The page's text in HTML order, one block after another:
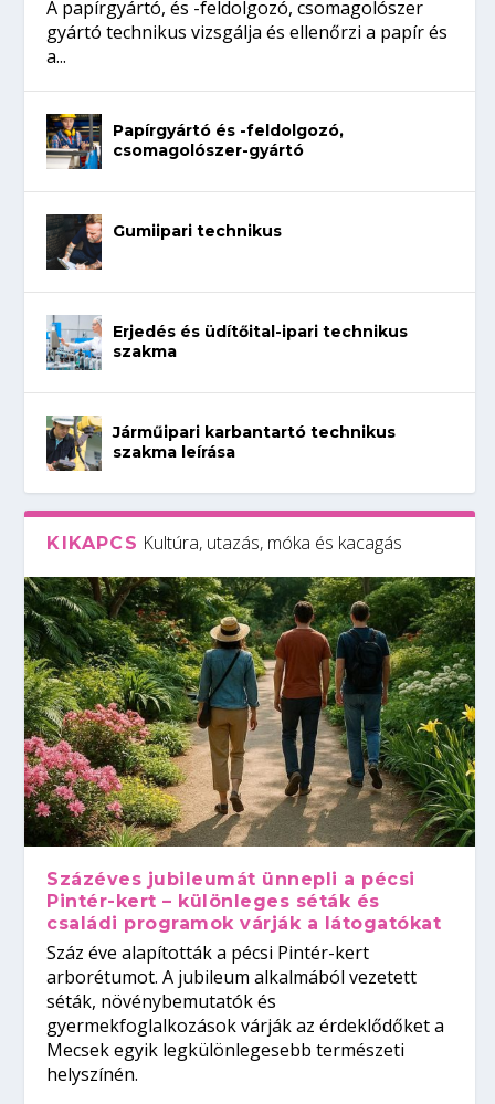
A papírgyártó, és -feldolgozó, csomagolószer
gyártó technikus vizsgálja és ellenőrzi a papír és
a...
Papírgyártó és -feldolgozó,
csomagolószer-gyártó
Gumiipari technikus
Erjedés és üdítőital-ipari technikus
szakma
Járműipari karbantartó technikus
szakma leírása
KIKAPCS Kultúra, utazás, móka és kacagás
Százéves jubileumát ünnepli a pécsi
Pintér-kert – különleges séták és
családi programok várják a látogatókat
Száz éve alapították a pécsi Pintér-kert
arborétumot. A jubileum alkalmából vezetett
séták, növénybemutatók és
gyermekfoglalkozások várják az érdeklődőket a
Mecsek egyik legkülönlegesebb természeti
helyszínén.